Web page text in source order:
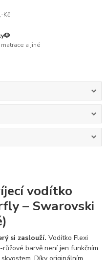
Kč.
a jiné
vodítko
– Swarovski
si zaslouží. Vodítko Flexi
barvě není jen funkčním